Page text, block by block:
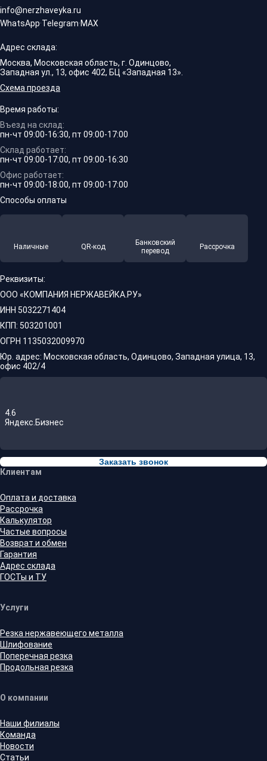
info@nerzhaveyka.ru
WhatsApp·Telegram·MAX
Адрес склада:
Москва, Московская область, г. Одинцово,
Западная ул., 13, офис 402, БЦ «Западная 13».
Схема проезда
Время работы:
Въезд на склад:
пн-чт 09:00-16:30, пт 09:00-17:00
Склад работает:
пн-чт 09:00-17:00, пт 09:00-16:30
Офис работает:
пн-чт 09:00-18:00, пт 09:00-17:00
Способы оплаты
Наличные QR-код
Банковский
перевод
Рассрочка
Реквизиты:
ООО «КОМПАНИЯ НЕРЖАВЕЙКА.РУ»
ИНН 5032271404
КПП: 503201001
ОГРН 1135032009970
Юр. адрес: Московская область, Одинцово, Западная улица, 13,
офис 402/4
4.6
Яндекс.Бизнес
Заказать звонок
Клиентам
Оплата и доставка
Рассрочка
Калькулятор
Частые вопросы
Возврат и обмен
Гарантия
Адрес склада
ГОСТы и ТУ
Услуги
Резка нержавеющего металла
Шлифование
Поперечная резка
Продольная резка
О компании
Наши филиалы
Команда
Новости
Статьи